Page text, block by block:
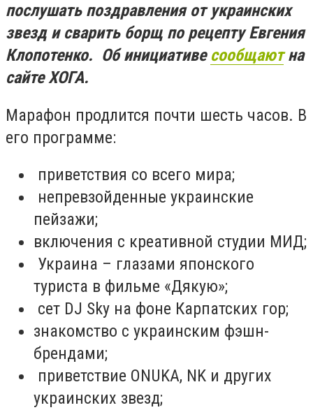
послушать поздравления от украинских
звезд и сварить борщ по рецепту Евгения
Клопотенко. Об инициативе сообщаютна
сайте ХОГА.
Марафон продлится почти шесть часов. В
его программе:
приветствия со всего мира;
непревзойденные украинские
пейзажи;
включения с креативной студии МИД;
Украина – глазами японского
туриста в фильме «Дякую»;
сет DJ Sky на фоне Карпатских гор;
знакомство с украинским фэшн-
брендами;
приветствие ONUKA, NK и других
украинских звезд;